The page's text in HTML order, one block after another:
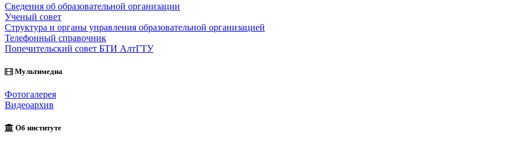
Сведения об образовательной организации
Ученый совет
Структура и органы управления образовательной организацией
Телефонный справочник
Попечительский совет БТИ АлтГТУ
Мультимедиа
Фотогалерея
Видеоархив
Об институте